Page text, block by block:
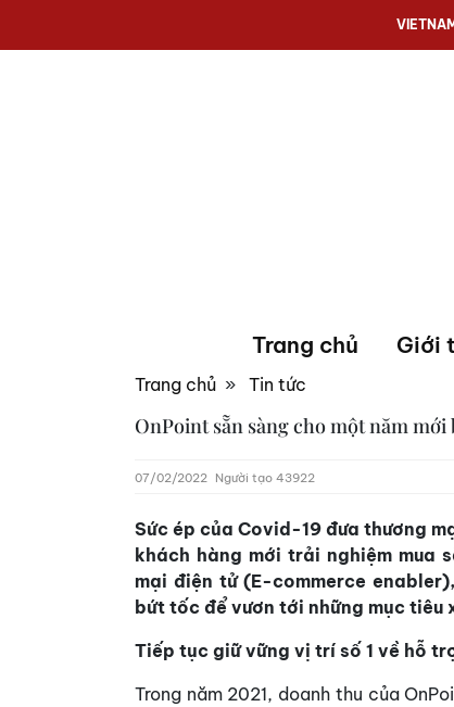
Trang chủ Giới
Trang chủ » Tin tức
OnPoint sẵn sàng cho một năm
07/02/2022 Người tạo 43922
Sức ép của Covid-19 đưa thương
khách hàng mới trải nghiệm mua
mại điện tử (E-commerce
bứt tốc để vươn tới những mục tiêu
Tiếp tục giữ vững vị trí số 1 về hỗ
Trong năm 2021, doanh thu của